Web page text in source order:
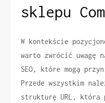
sklepu
W kontekście
warto zwrócić uwagę
SEO, które mogą
Przede wszystkim
strukturę URL, która